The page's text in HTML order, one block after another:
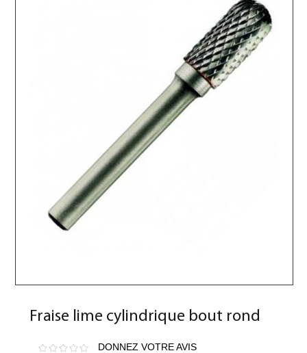
Fraise lime cylindrique bout rond
DONNEZ VOTRE AVIS